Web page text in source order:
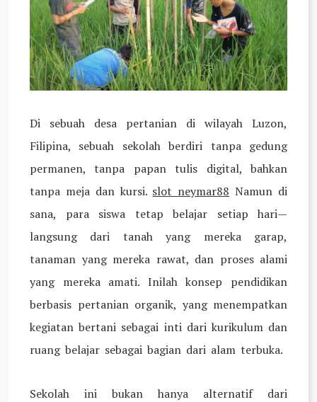
Di sebuah desa pertanian di wilayah Luzon,
Filipina, sebuah sekolah berdiri tanpa gedung
permanen, tanpa papan tulis digital, bahkan
tanpa meja dan kursi. slot neymar88 Namun di
sana, para siswa tetap belajar setiap hari—
langsung dari tanah yang mereka garap,
tanaman yang mereka rawat, dan proses alami
yang mereka amati. Inilah konsep pendidikan
berbasis pertanian organik, yang menempatkan
kegiatan bertani sebagai inti dari kurikulum dan
ruang belajar sebagai bagian dari alam terbuka.
Sekolah ini bukan hanya alternatif dari